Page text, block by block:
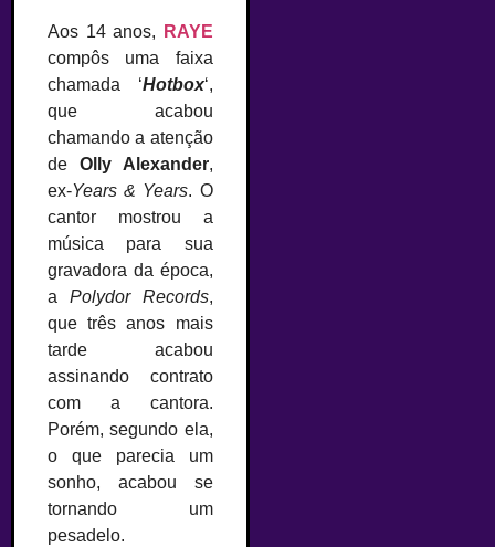
Aos 14 anos,
RAYE
compôs uma faixa
chamada ‘Hotbox‘,
que acabou
chamando a atenção
de Olly Alexander,
ex-Years & Years. O
cantor mostrou a
música para sua
gravadora da época,
a Polydor Records,
que três anos mais
tarde acabou
assinando contrato
com a cantora.
Porém, segundo ela,
o que parecia um
sonho, acabou se
tornando um
pesadelo.